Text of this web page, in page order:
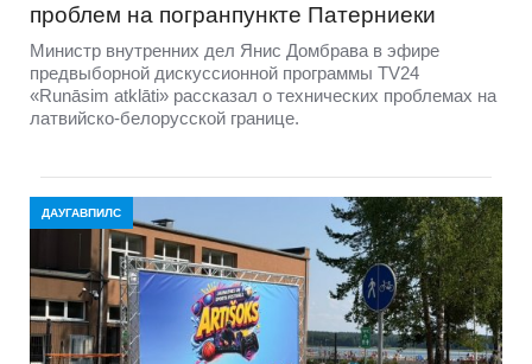
проблем на погранпункте Патерниеки
Министр внутренних дел Янис Домбрава в эфире
предвыборной дискуссионной программы TV24
«Runāsim atklāti» рассказал о технических проблемах на
латвийско-белорусской границе.
ДАУГАВПИЛС